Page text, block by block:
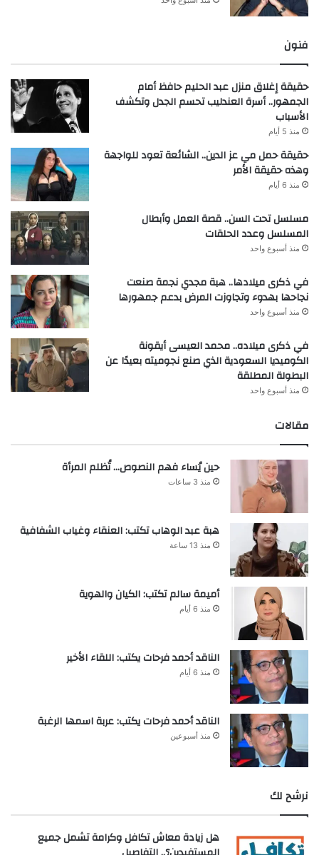
فنون
حقيقة إغلاق منزل عبد الحليم حافظ أمام
الجمهور.. أسرة العندليب تحسم الجدل وتكشف
الأسباب
منذ 5 أيام
حقيقة حمل مي عز الدين.. الشائعة تعود للواجهة
وهذه حقيقة الأمر
منذ 6 أيام
مسلسل تحت السن.. قصة العمل وأبطال
المسلسل وعدد الحلقات
منذ أسبوع واحد
في ذكرى ميلادها.. هبة مجدي نجمة صنعت
نجاحها بهدوء وتجاوزت المرض بدعم جمهورها
منذ أسبوع واحد
في ذكرى ميلاده.. محمد العيسى أيقونة
الكوميديا السعودية الذي صنع نجوميته بعيدًا عن
البطولة المطلقة
منذ أسبوع واحد
مقالات
حين يُساء فهم النصوص… تُظلم المرأة
منذ 3 ساعات
هبة عبد الوهاب تكتب: العنقاء وغياب الشفافية
منذ 13 ساعة
أميمة سالم تكتب: الكيان والهوية
منذ 6 أيام
الناقد أحمد فرحات يكتب: اللقاء الأخير
منذ 6 أيام
الناقد أحمد فرحات يكتب: عربة اسمها الرغبة
منذ أسبوعين
نرشح لك
هل زيادة معاش تكافل وكرامة تشمل جميع